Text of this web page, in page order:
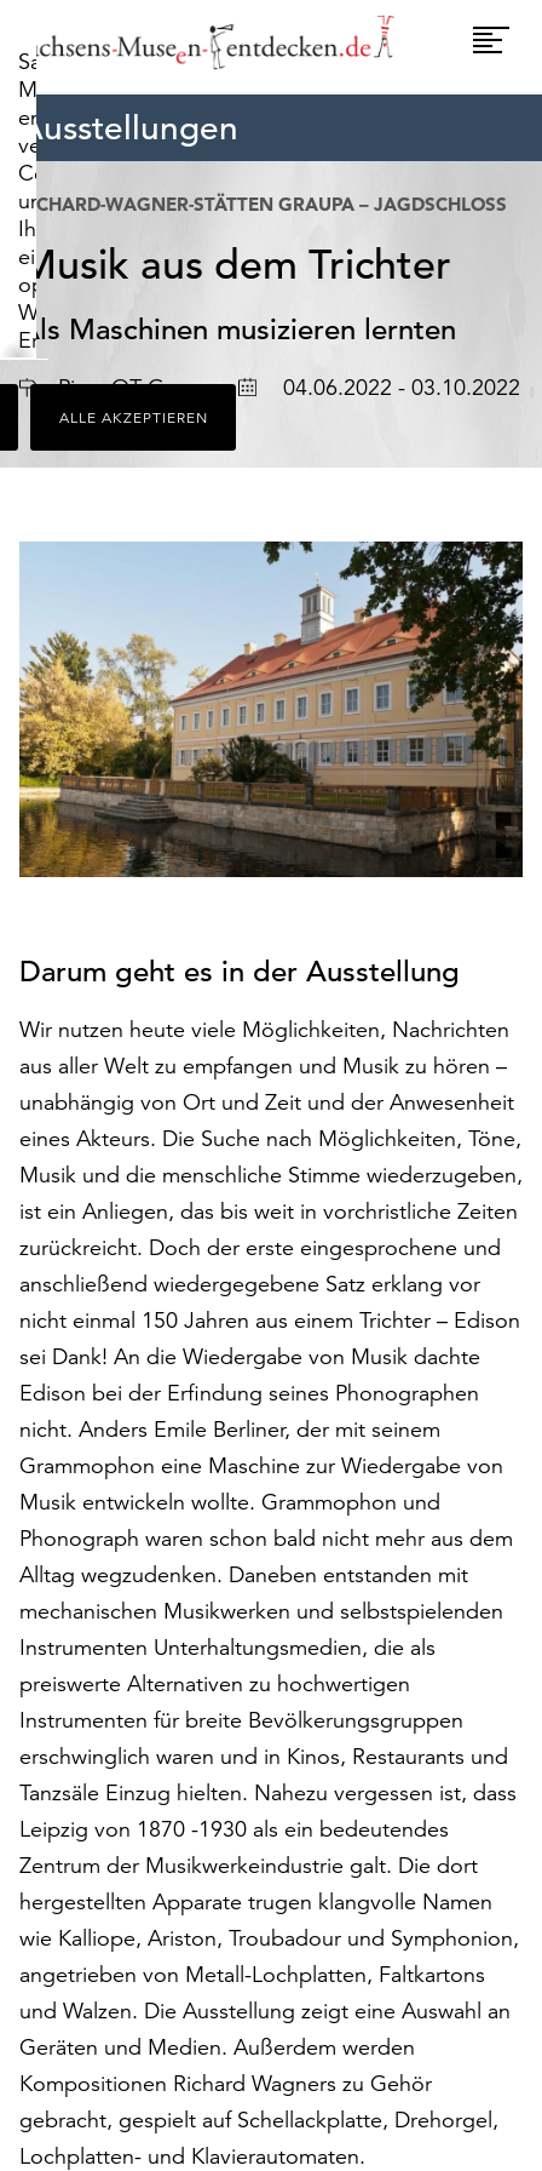
Sachsens-
Museen-
entdecken.de
verwendet
Cookies,
um
Ihnen
ein
optimales
Webseiten-
Erlebnis
zu
bieten.
Dazu
zählen
für
Seite
notwendig
sind
(funktionale
Cookies),
sowie
solche,
die
lediglich
Statistikzwecken
genutzt
Klicken
Sie
auf
„Alle
akzeptieren“,
alle
Cookies
zu
akzeptieren.
Sie
können
Ihr
Einverständnis
jederzeit
ändern
und
widerrufen.
steht
Ihnen
am
der
Seite
die
Schaltfläche
„Cookie-
Einstellungen“
zur
Verfügung.
Funktionale
Cookies
werden
auch
Ihr
Einverständnis
weiterhin
ausgeführt.
ALLE AKZEPTIEREN
Ausstellungen
RICHARD-WAGNER-STÄTTEN GRAUPA – JAGDSCHLOSS
Musik aus dem Trichter
Als Maschinen musizieren lernten
Ort Pirna OT Graupa Datum04.06.2022 - 03.10.2022
Darum geht es in der Ausstellung
Wir nutzen heute viele Möglichkeiten, Nachrichten
aus aller Welt zu empfangen und Musik zu hören –
unabhängig von Ort und Zeit und der Anwesenheit
eines Akteurs. Die Suche nach Möglichkeiten, Töne,
Musik und die menschliche Stimme wiederzugeben,
ist ein Anliegen, das bis weit in vorchristliche Zeiten
zurückreicht. Doch der erste eingesprochene und
anschließend wiedergegebene Satz erklang vor
nicht einmal 150 Jahren aus einem Trichter – Edison
sei Dank! An die Wiedergabe von Musik dachte
Edison bei der Erfindung seines Phonographen
nicht. Anders Emile Berliner, der mit seinem
Grammophon eine Maschine zur Wiedergabe von
Musik entwickeln wollte. Grammophon und
Phonograph waren schon bald nicht mehr aus dem
Alltag wegzudenken. Daneben entstanden mit
mechanischen Musikwerken und selbstspielenden
Instrumenten Unterhaltungsmedien, die als
preiswerte Alternativen zu hochwertigen
Instrumenten für breite Bevölkerungsgruppen
erschwinglich waren und in Kinos, Restaurants und
Tanzsäle Einzug hielten. Nahezu vergessen ist, dass
Leipzig von 1870 -1930 als ein bedeutendes
Zentrum der Musikwerkeindustrie galt. Die dort
hergestellten Apparate trugen klangvolle Namen
wie Kalliope, Ariston, Troubadour und Symphonion,
angetrieben von Metall-Lochplatten, Faltkartons
und Walzen. Die Ausstellung zeigt eine Auswahl an
Geräten und Medien. Außerdem werden
Kompositionen Richard Wagners zu Gehör
gebracht, gespielt auf Schellackplatte, Drehorgel,
Lochplatten- und Klavierautomaten.